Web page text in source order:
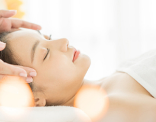
接客・サービスの特徴
チャットでの事前相談
施術の特徴
痛みの少ない鍼シール